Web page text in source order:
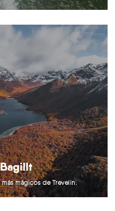
mágicos de Trevelin.